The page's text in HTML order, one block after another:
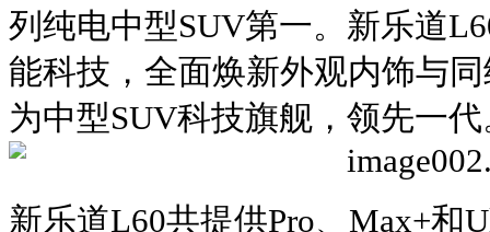
列纯电中型SUV第一。新乐道
能科技，全面焕新外观内饰与
为中型SUV科技旗舰，领先一
新乐道L60共提供Pro、Max+和